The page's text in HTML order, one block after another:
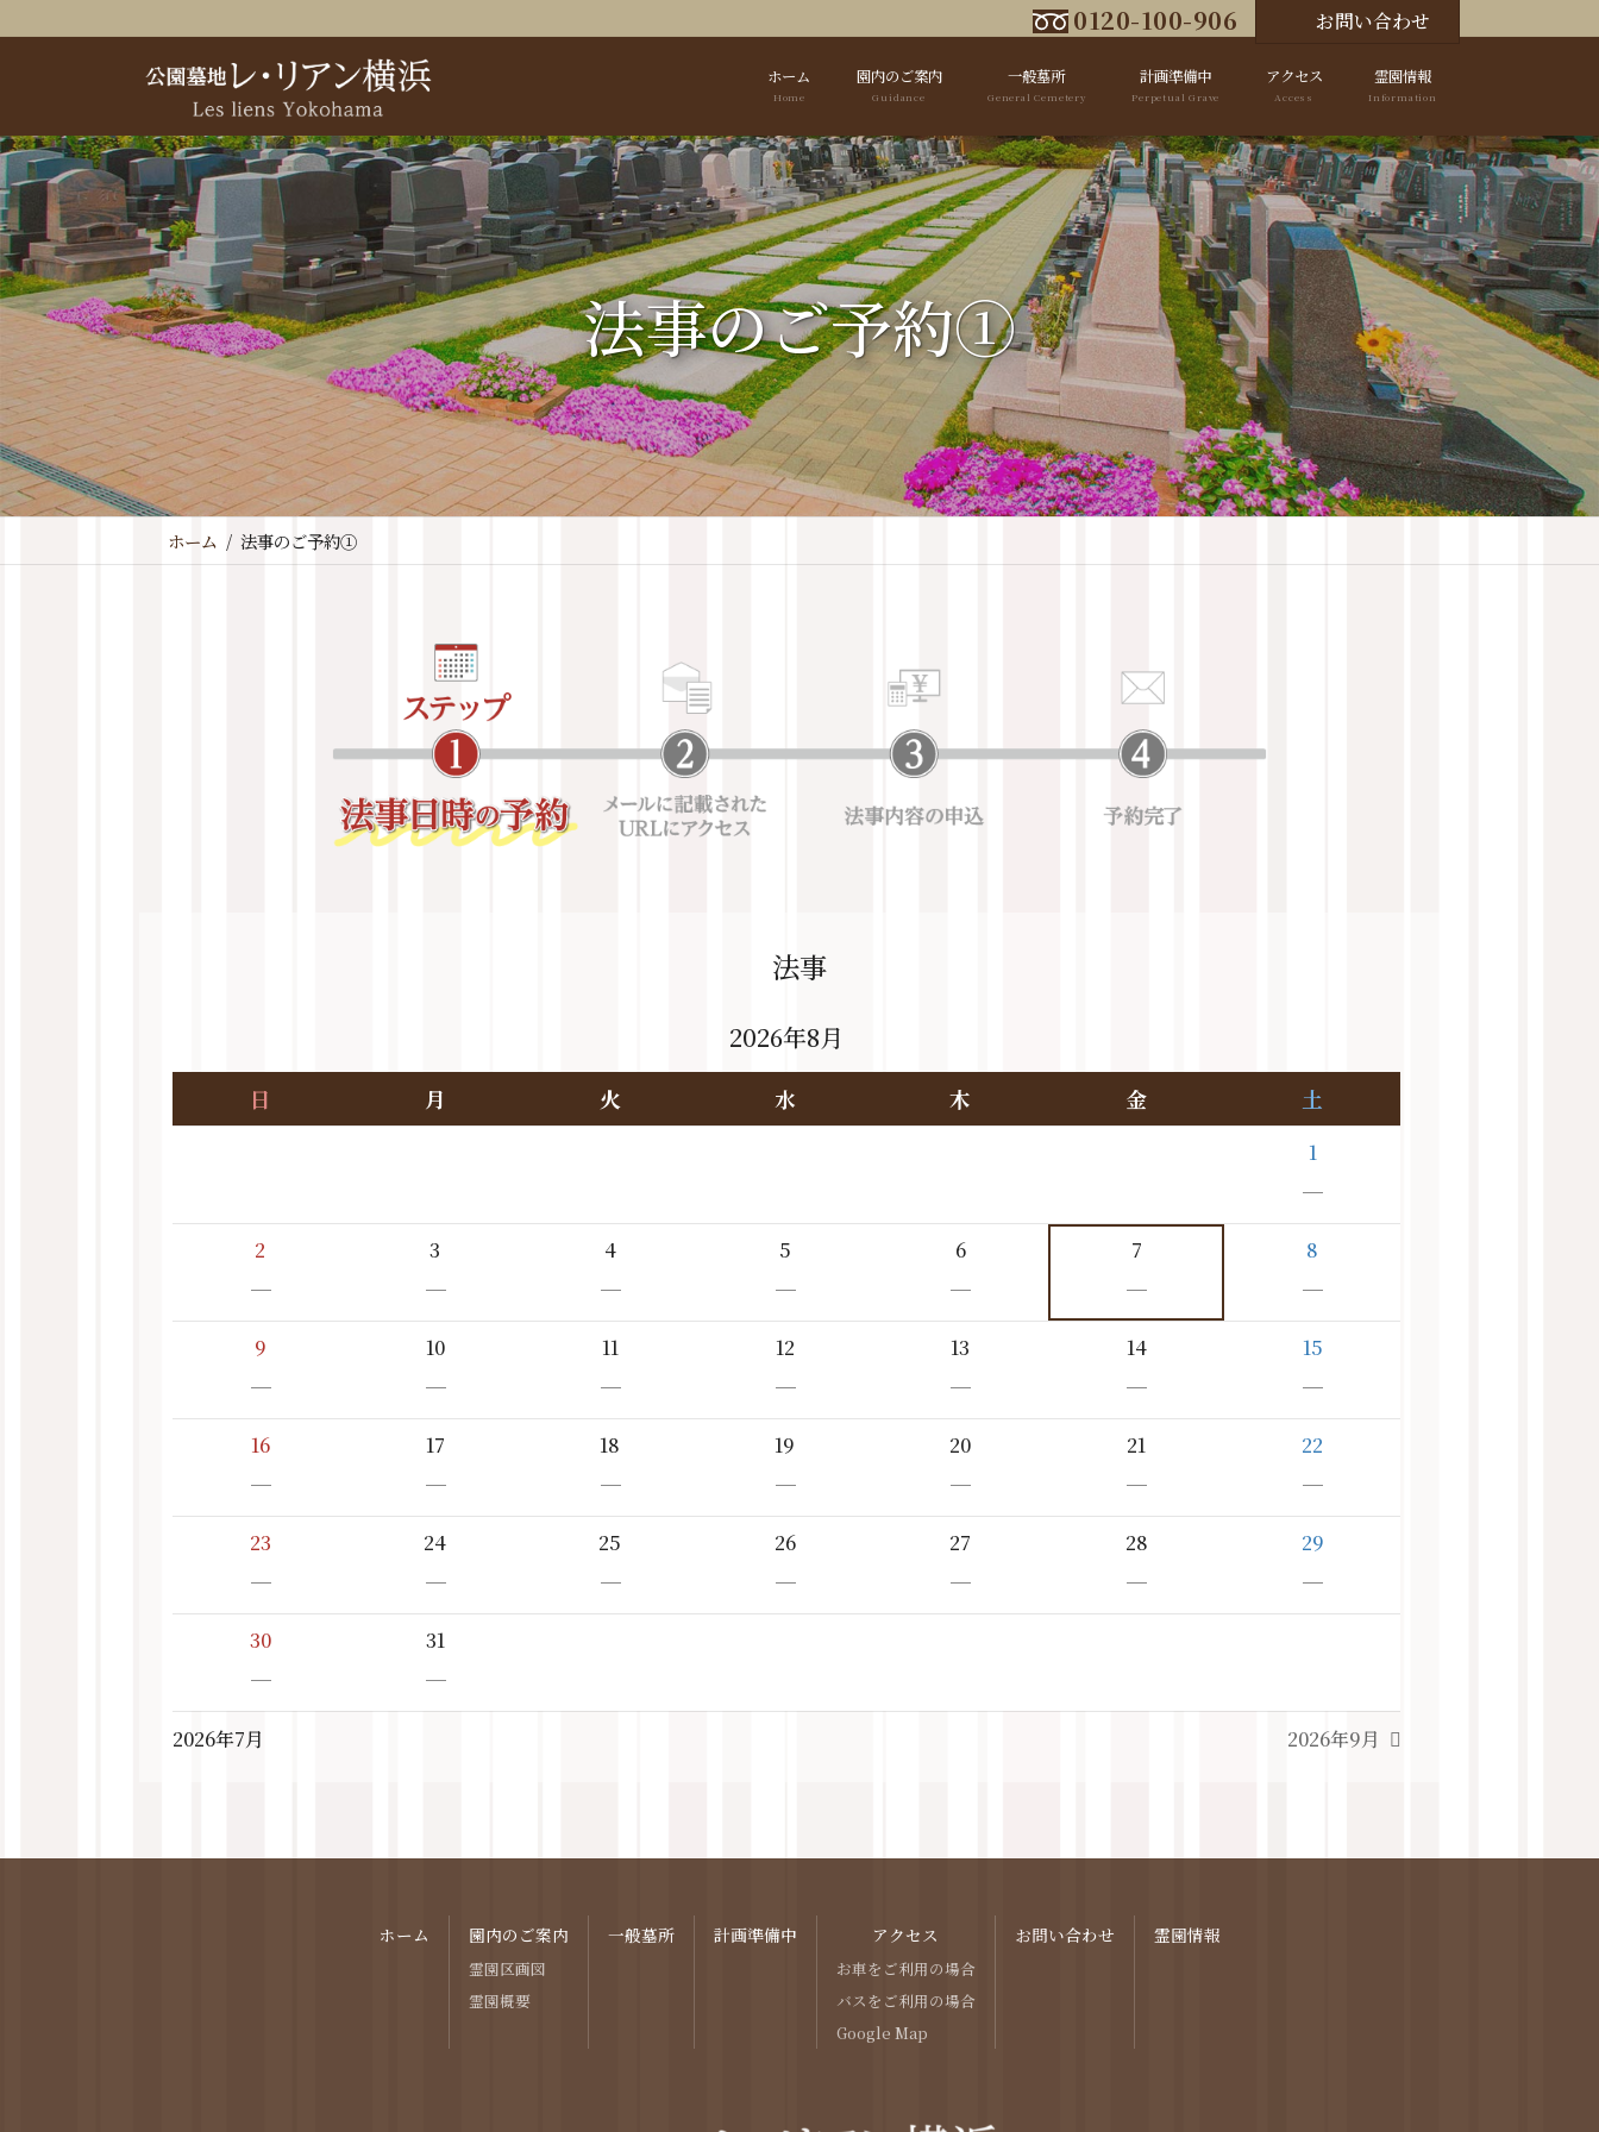
ツ
へ
ス
キ
ッ
シ
ョ
ン
に
移
0120-100-906 お問い合わせ
ホーム
Home
園内のご案内
Guidance
一般墓所
General Cemetery
計画準備中
Perpetual Grave
アクセス
Access
霊園情報
Information
法事のご予約①
ホーム 法事のご予約①
法事
2026年8月
日 月 火 水 木 金 土
1
－
2
－
3
－
4
－
5
－
6
－
7
－
8
－
9
－
10
－
11
－
12
－
13
－
14
－
15
－
16
－
17
－
18
－
19
－
20
－
21
－
22
－
23
－
24
－
25
－
26
－
27
－
28
－
29
－
30
－
31
－
2026年7月 2026年9月
ホーム 園内のご案内
霊園区画図
霊園概要
一般墓所 計画準備中 アクセス
お車をご利用の場合
バスをご利用の場合
Google Map
お問い合わせ 霊園情報